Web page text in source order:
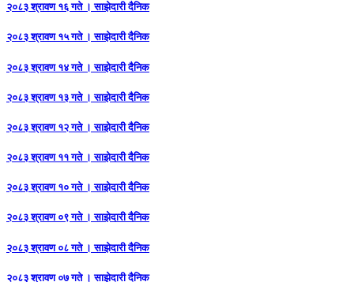
२०८३ श्रावण १६ गते । साझेदारी दैनिक
२०८३ श्रावण १५ गते । साझेदारी दैनिक
२०८३ श्रावण १४ गते । साझेदारी दैनिक
२०८३ श्रावण १३ गते । साझेदारी दैनिक
२०८३ श्रावण १२ गते । साझेदारी दैनिक
२०८३ श्रावण ११ गते । साझेदारी दैनिक
२०८३ श्रावण १० गते । साझेदारी दैनिक
२०८३ श्रावण ०९ गते । साझेदारी दैनिक
२०८३ श्रावण ०८ गते । साझेदारी दैनिक
२०८३ श्रावण ०७ गते । साझेदारी दैनिक